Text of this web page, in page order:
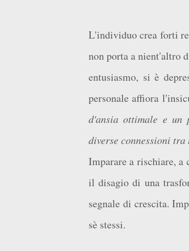
L'individuo crea forti
non porta a nient'altro
entusiasmo, si è
personale affiora
d'ansia ottimale e un
diverse connessioni tra
Imparare a rischiare, a
il disagio di una
segnale di crescita.
sè stessi.